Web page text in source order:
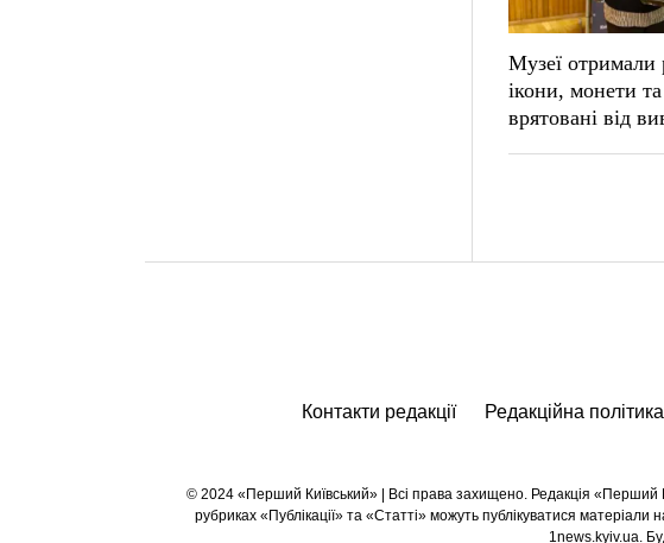
Музеї отримали
ікони, монети
врятовані від
Контакти редакції Редакційна політика
© 2024 «Перший Київський» | Всі права захищено. Редакція «Перший
рубриках «Публікації» та «Статті» можуть публікуватися
1news.kyiv.ua.